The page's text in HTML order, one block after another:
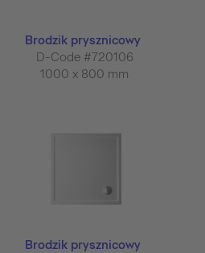
Brodzik prysznicowy
D-Code #720106
1000 x 800 mm
Brodzik prysznicowy